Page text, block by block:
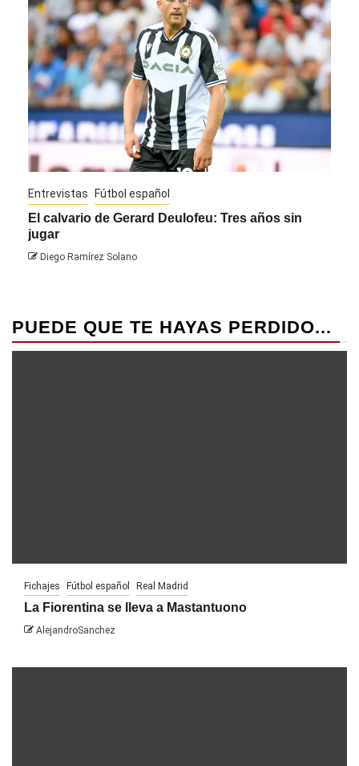
Entrevistas Fútbol español
El calvario de Gerard Deulofeu: Tres años sin
jugar
Diego Ramírez Solano
PUEDE QUE TE HAYAS PERDIDO...
Fichajes Fútbol español Real Madrid
La Fiorentina se lleva a Mastantuono
AlejandroSanchez